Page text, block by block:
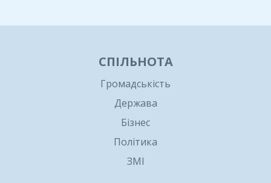
СПІЛЬНОТА
Громадськість
Держава
Бізнес
Політика
ЗМІ